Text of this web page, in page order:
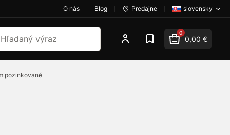
O nás Blog Predajne slovensky
0
0,00 €
pozinkované